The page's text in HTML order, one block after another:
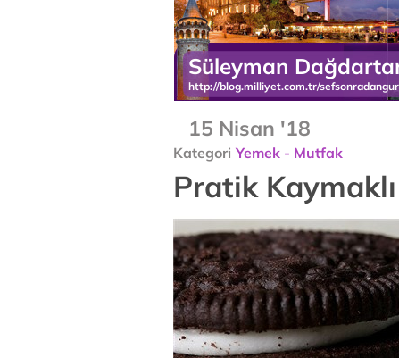
Süleyman
http://blog.milliyet.com.tr/
15 Nisan '18
Kategori Yemek - Mutfak
Pratik